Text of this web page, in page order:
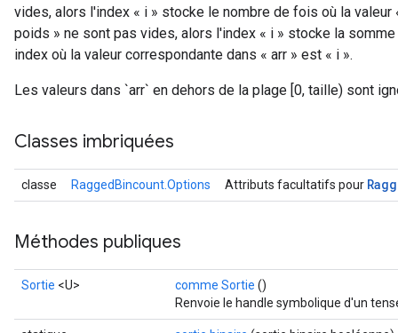
vides, alors l'index « i » stocke le nombre de fois où la valeur
poids » ne sont pas vides, alors l'index « i » stocke la
index où la valeur correspondante dans « arr » est « i ».
Les valeurs dans `arr` en dehors de la plage [0, taille) sont
Classes imbriquées
classe RaggedBincount.Options Attributs facultatifs pour
Méthodes publiques
Sortie <U> comme Sortie ()
Renvoie le handle symbolique d'un